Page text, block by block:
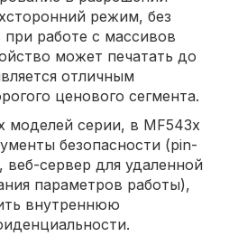
режим, без
при работе с массивов
может печатать до
отличным
ценового сегмента.
моделей серии, в MF543x
безопасности (pin-
сервер для удаленной
параметров работы),
внутреннюю